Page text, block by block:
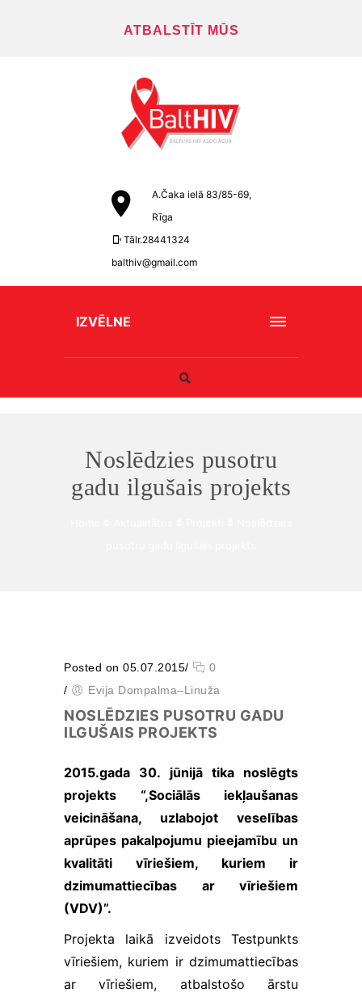
ATBALSTĪT MŪS
A.Čaka ielā 83/85-69,
Rīga
Tālr.28441324
balthiv@gmail.com
IZVĒLNE
Noslēdzies pusotru
gadu ilgušais projekts
Posted on 05.07.2015/
0
/
Evija Dompalma–Linuža
NOSLĒDZIES PUSOTRU GADU
ILGUŠAIS PROJEKTS
2015.gada 30. jūnijā tika noslēgts
projekts “,Sociālās iekļaušanas
veicināšana, uzlabojot veselības
aprūpes pakalpojumu pieejamību un
kvalitāti vīriešiem, kuriem ir
dzimumattiecības ar vīriešiem
(VDV)”.
Projekta laikā izveidots Testpunkts
vīriešiem, kuriem ir dzimumattiecības
ar vīriešiem, atbalstošo ārstu
izmantot, kā
paredzēts. Turklāt tie
nodrošina pareizo
funkcionalitāti, ja lapa
tiek mainīta no http uz
prasības. Būtisko
sīkfailu izmantošanai
nav nepieciešama jūsu
piekrišana.
Veiktspējas
izsekošanas
sīkfaili
Veiktspējas
sīkfaili ir
sīkfaili, kas